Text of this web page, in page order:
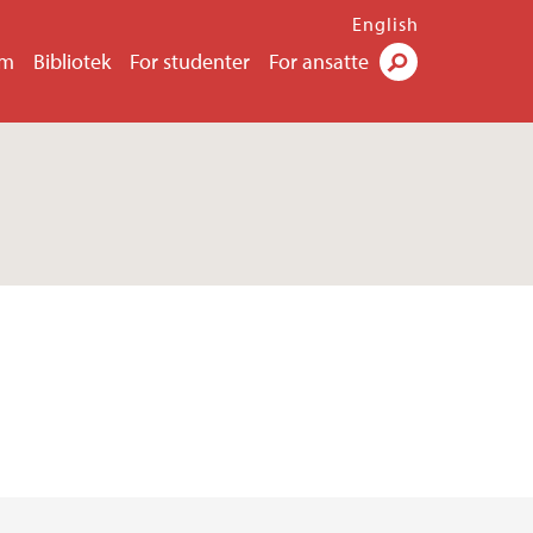
Bibliotek For studenter For ansatte
English